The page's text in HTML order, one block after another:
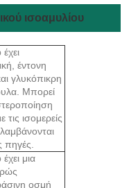
ισοαμυλίου
έντονη
γλυκόπικρη
Μπορεί
τις ισομερείς
πηγές.
μια
οσμή